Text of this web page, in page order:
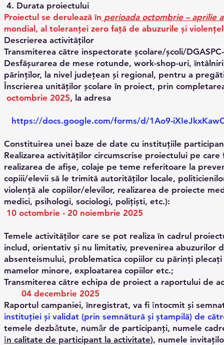
4. Durata proiectului
Proiectul se derulează în perioada octombrie – aprilie
mondial, al toleranței zero față de abuzurile și
Descrierea activităţilor
Transmiterea către inspectorate școlare/școli/
Desfășurarea de mese rotunde, work-shop-uri,
părinților, la nivel județean și regional, pentru a
Înscrierea unităților școlare în proiect, prin
octombrie 2025, la adresa
https://docs.google.com/forms/d/1Ao9-
Constituirea unei baze de date cu instituțiile
Realizarea activităților circumscrise proiectului pe
realizarea de afișe, colaje pe teme referitoare la
copiii/elevii să le trimită autorităților locale,
violență ale copiilor/elevilor, realizarea de proiecte
medici, psihologi, sociologi, polițiști, etc.):
10 octombrie - 20 noiembrie 2025
Temele activităților care se pot realiza în cadrul
includ, orientativ și nu limitativ, prevenirea abuzurilor
absenteismului, problematica copiilor cu părinți
mamelor minore, exploatarea copiilor etc.;
Transmiterea către echipa de proiect a raportului de
04 decembrie 2025
Raportul campaniei, înregistrat, va fi ȋntocmit și
instituţiei și validat (prin semnătură și ștampilă) de
temele dezbǎtute, numǎr de participanţi, numele
ȋn calitate de participant la activitate), numele